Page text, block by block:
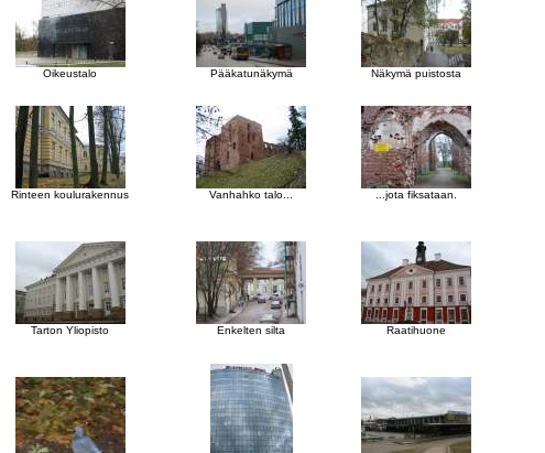
Oikeustalo Pääkatunäkymä Näkymä puistosta
Rinteen koulurakennus Vanhahko talo...
...jota fiksataan.
Tarton Yliopisto Enkelten silta
Raatihuone